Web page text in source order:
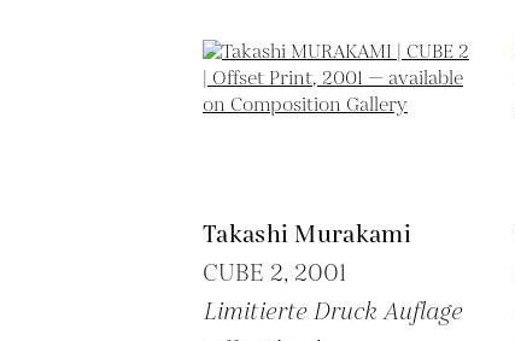
Takashi Murakami
CUBE 2, 2001
Limitierte Druck Auflage